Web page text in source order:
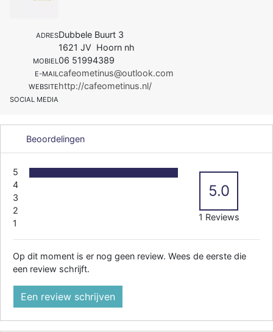
ADRESDubbele Buurt 3
1621 JV Hoorn nh
MOBIEL06 51994389
E-MAILcafeometinus@outlook.com
WEBSITEhttp://cafeometinus.nl/
SOCIAL MEDIA
Beoordelingen
5
4
3
2
1
5.0
1 Reviews
Op dit moment is er nog geen review. Wees de eerste die
een review schrijft.
Een review schrijven